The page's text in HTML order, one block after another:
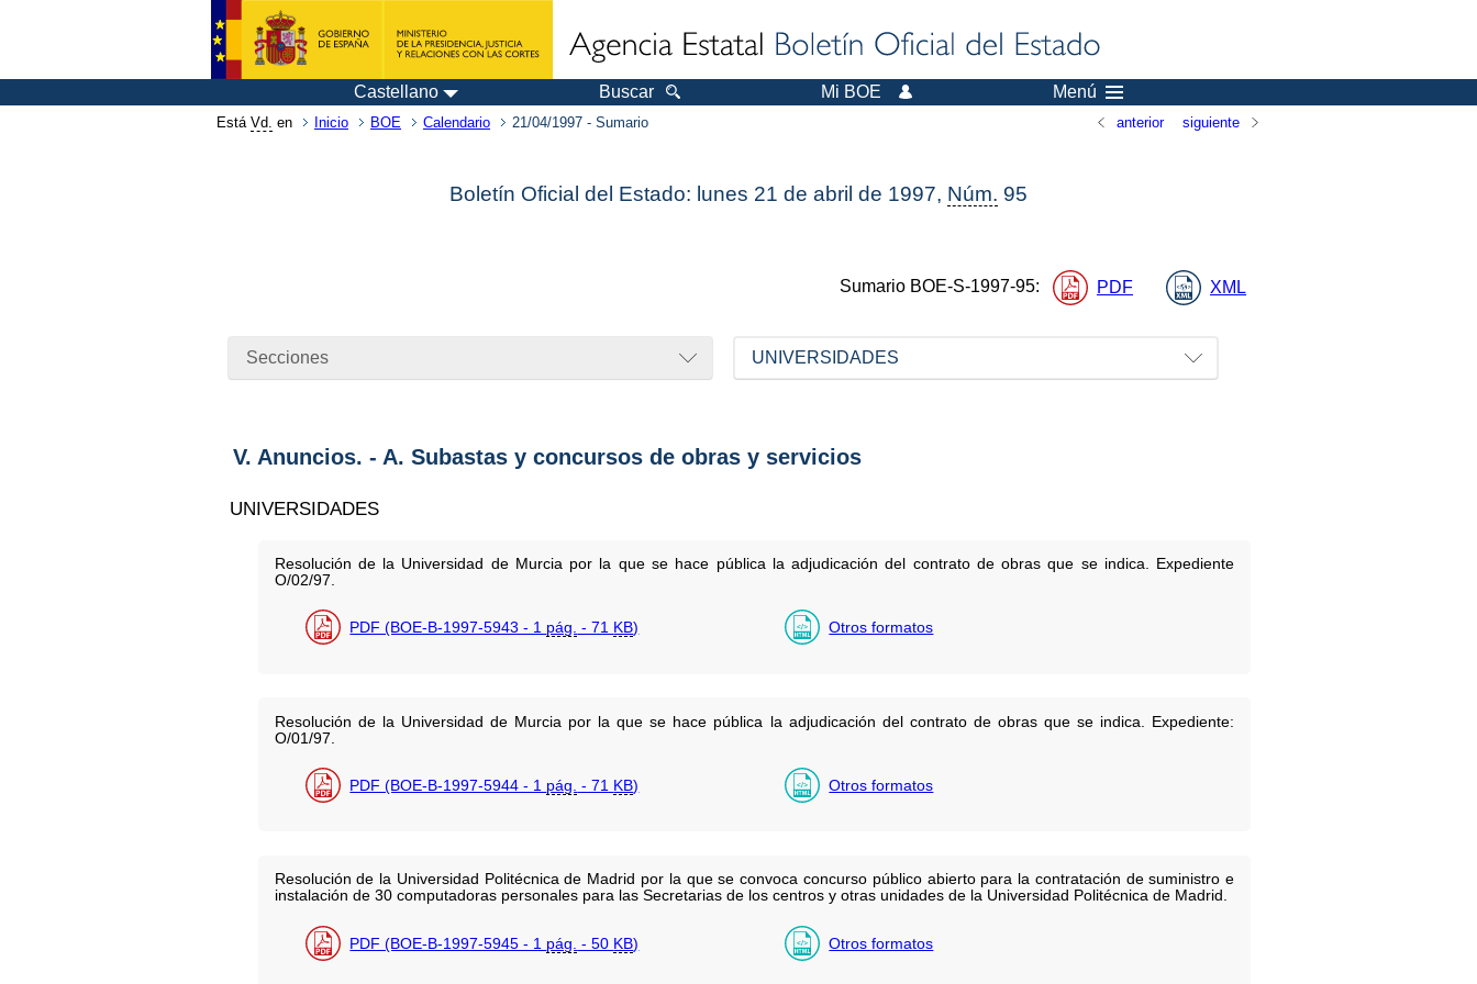
Castellano Buscar Mi BOE Menú
Está Vd. en Inicio BOE Calendario 21/04/1997 - Sumario anterior siguiente
Boletín Oficial del Estado: lunes 21 de abril de 1997, Núm. 95
Sumario BOE-S-1997-95: PDF XML
Secciones UNIVERSIDADES
V. Anuncios. - A. Subastas y concursos de obras y servicios
UNIVERSIDADES
Resolución de la Universidad de Murcia por la que se hace pública la adjudicación del contrato de obras que se indica. Expediente
O/02/97.
PDF (BOE-B-1997-5943 - 1 pág. - 71 KB) Otros formatos
Resolución de la Universidad de Murcia por la que se hace pública la adjudicación del contrato de obras que se indica. Expediente:
O/01/97.
PDF (BOE-B-1997-5944 - 1 pág. - 71 KB) Otros formatos
Resolución de la Universidad Politécnica de Madrid por la que se convoca concurso público abierto para la contratación de suministro e
instalación de 30 computadoras personales para las Secretarias de los centros y otras unidades de la Universidad Politécnica de Madrid.
PDF (BOE-B-1997-5945 - 1 pág. - 50 KB) Otros formatos